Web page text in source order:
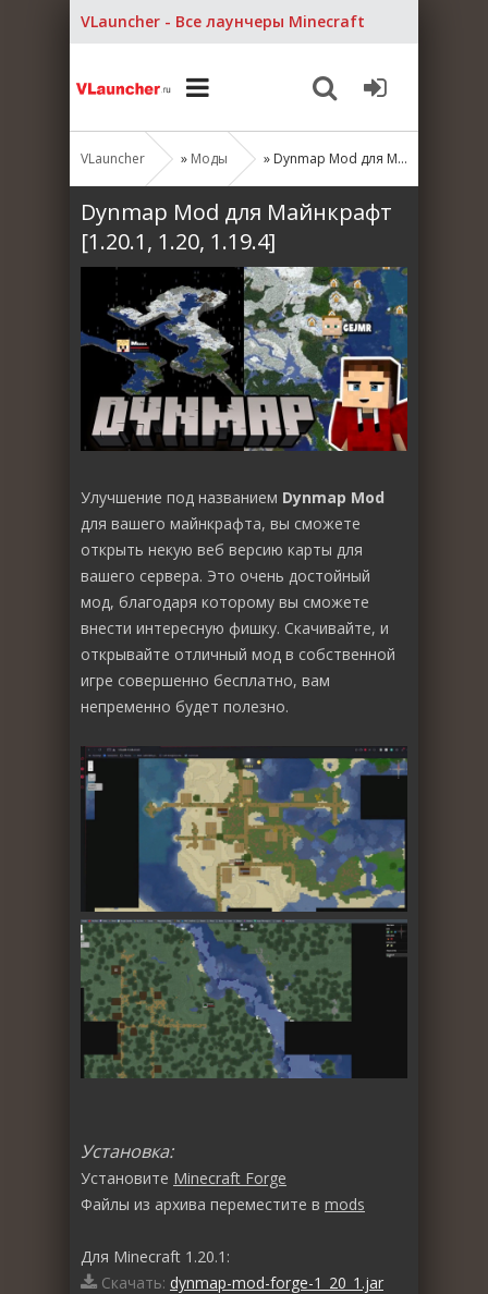
VLauncher - Все лаунчеры Minecraft
VLauncher » Моды » Dynmap Mod для Майнкрафт [1.20.1, 1.20, 1.19.4]
Dynmap Mod для Майнкрафт
[1.20.1, 1.20, 1.19.4]
Улучшение под названием Dynmap Mod
для вашего майнкрафта, вы сможете
открыть некую веб версию карты для
вашего сервера. Это очень достойный
мод, благодаря которому вы сможете
внести интересную фишку. Скачивайте, и
открывайте отличный мод в собственной
игре совершенно бесплатно, вам
непременно будет полезно.
Установка:
Установите Minecraft Forge
Файлы из архива переместите в mods
Для Minecraft 1.20.1:
Скачать: dynmap-mod-forge-1_20_1.jar